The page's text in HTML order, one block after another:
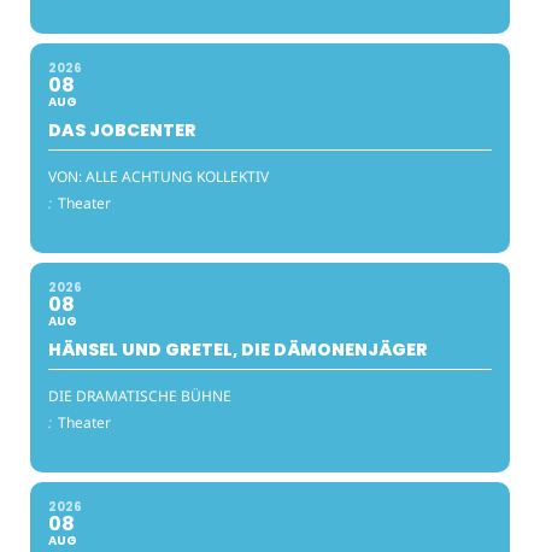
2026
08
AUG
DAS JOBCENTER
VON: ALLE ACHTUNG KOLLEKTIV
: Theater
2026
08
AUG
HÄNSEL UND GRETEL, DIE DÄMONENJÄGER
DIE DRAMATISCHE BÜHNE
: Theater
2026
08
AUG